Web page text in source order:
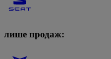
лише продаж: